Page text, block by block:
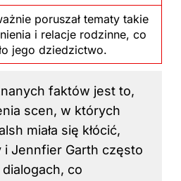
poruszał tematy takie
i relacje rodzinne, co
jego dziedzictwo.
faktów jest to,
scen, w których
miała się kłócić,
i Jennfier Garth często
co